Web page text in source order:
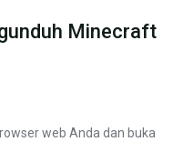
Minecraft
web Anda dan buka